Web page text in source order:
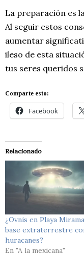
La preparación es
Al seguir estos
aumentar
ileso de esta
tus seres queridos
Comparte esto:
Facebook
Relacionado
¿Ovnis en Playa
base extraterrestre
huracanes?
En "A la mexicana"